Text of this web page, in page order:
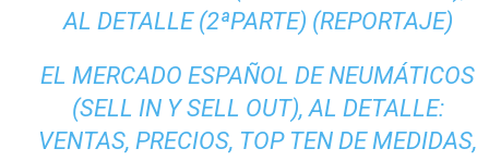
AL DETALLE (2ªPARTE) (REPORTAJE)
EL MERCADO ESPAÑOL DE NEUMÁTICOS
(SELL IN Y SELL OUT), AL DETALLE:
VENTAS, PRECIOS, TOP TEN DE MEDIDAS,